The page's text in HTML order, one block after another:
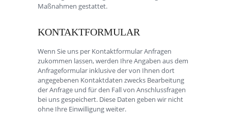
Maßnahmen gestattet.
KONTAKTFORMULAR
Wenn Sie uns per Kontaktformular Anfragen
zukommen lassen, werden Ihre Angaben aus dem
Anfrageformular inklusive der von Ihnen dort
angegebenen Kontaktdaten zwecks Bearbeitung
der Anfrage und für den Fall von Anschlussfragen
bei uns gespeichert. Diese Daten geben wir nicht
ohne Ihre Einwilligung weiter.